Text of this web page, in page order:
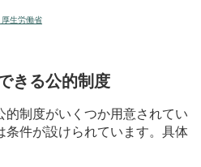
生労働省
きる公的制度
的制度がいくつか用意されてい
条件が設けられています。具体